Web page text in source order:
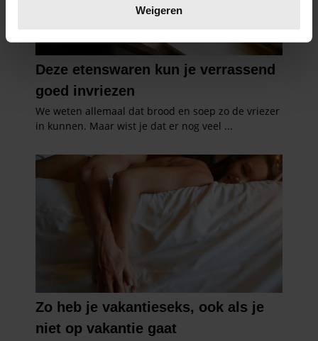
verwerkt en stel uw voorkeuren in het
intrekken in de Cookieverklaring.
We gebruiken cookies om content en advertenties te
personaliseren, om functies voor social media te bieden
en om ons websiteverkeer te analyseren. Ook delen we
informatie over uw gebruik van onze site met onze
partners kunnen deze gegevens combineren met andere
informatie die u aan ze heeft verstrekt of die ze hebben
verzameld op basis van uw gebruik van hun services. U
gaat akkoord met onze cookies als u onze website blijft
gebruiken.
Weigeren